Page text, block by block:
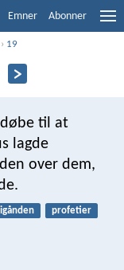
Emner Abonner
› 19
til at
lagde
over dem,
profetier